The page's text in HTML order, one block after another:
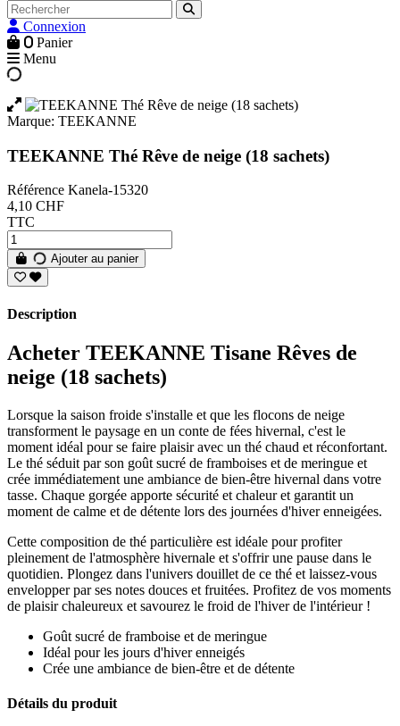
Connexion
0 Panier
Menu
Marque: TEEKANNE
TEEKANNE Thé Rêve de neige (18 sachets)
Référence Kanela-15320
4,10 CHF
TTC
Ajouter au panier
Description
Acheter TEEKANNE Tisane Rêves de
neige (18 sachets)
Lorsque la saison froide s'installe et que les flocons de neige
transforment le paysage en un conte de fées hivernal, c'est le
moment idéal pour se faire plaisir avec un thé chaud et réconfortant.
Le thé séduit par son goût sucré de framboises et de meringue et
crée immédiatement une ambiance de bien-être hivernal dans votre
tasse. Chaque gorgée apporte sécurité et chaleur et garantit un
moment de calme et de détente lors des journées d'hiver enneigées.
Cette composition de thé particulière est idéale pour profiter
pleinement de l'atmosphère hivernale et s'offrir une pause dans le
quotidien. Plongez dans l'univers douillet de ce thé et laissez-vous
envelopper par ses notes douces et fruitées. Profitez de vos moments
de plaisir chaleureux et savourez le froid de l'hiver de l'intérieur !
Goût sucré de framboise et de meringue
Idéal pour les jours d'hiver enneigés
Crée une ambiance de bien-être et de détente
Détails du produit